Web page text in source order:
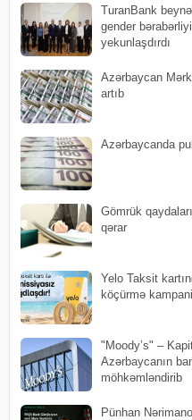
TuranBank
gender
yekunlaşdırdı
Azərbaycan
artıb
​Azərbaycanda
Gömrük
qərar
Yelo Taksit
köçürmə
"Moody’s" –
Azərbaycanın
möhkəmləndirib
Pünhan